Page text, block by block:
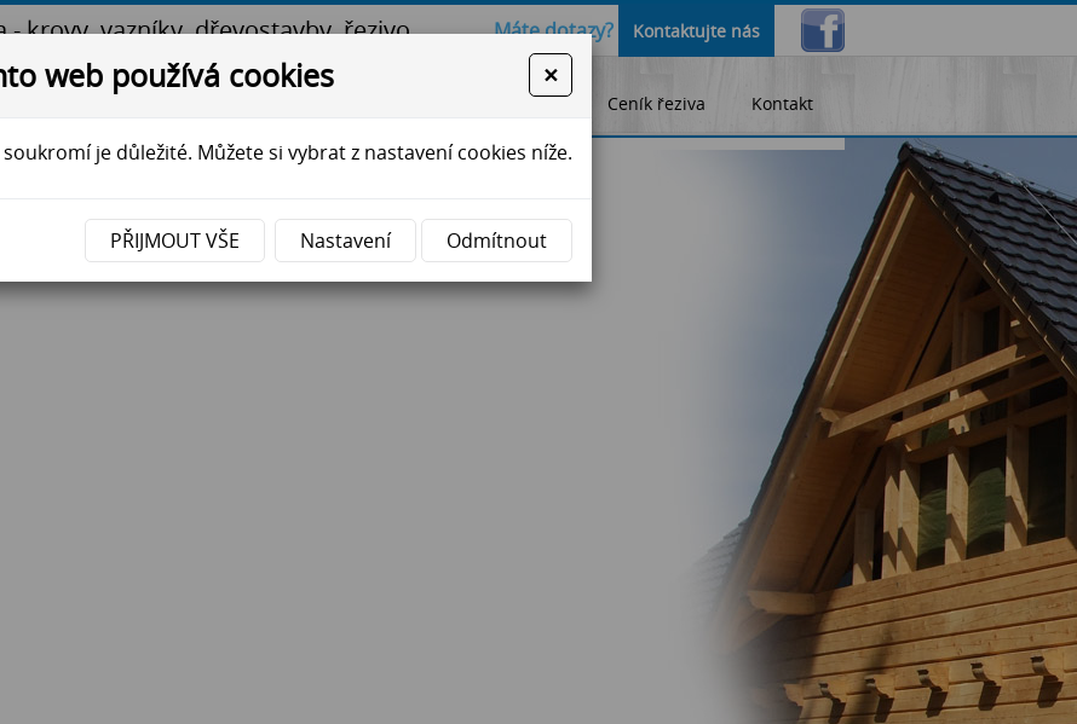
- krovy, vazníky, dřevostavby, řezivo Máte dotazy? Kontaktujte nás
Aktuality Ceník řeziva Kontakt
web používá cookies ×
soukromí je důležité. Můžete si vybrat z nastavení cookies níže.
PŘIJMOUT VŠE Nastavení Odmítnout